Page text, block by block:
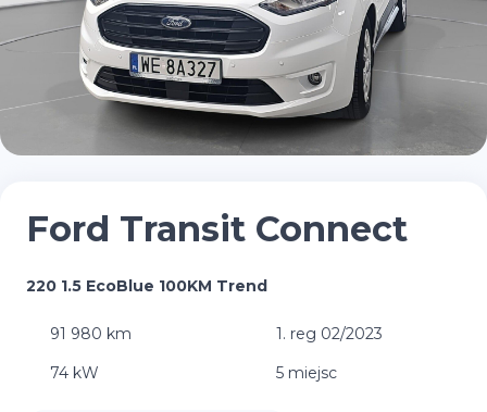
Ford Transit Connect
220 1.5 EcoBlue 100KM Trend
91 980 km
1. reg 02/2023
74 kW
5 miejsc